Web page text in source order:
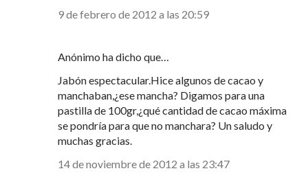
9 de febrero de 2012 a las 20:59
Anónimo ha dicho que…
Jabón espectacular.Hice algunos de cacao y
manchaban,¿ese mancha? Digamos para una
pastilla de 100gr,¿qué cantidad de cacao máxima
se pondría para que no manchara? Un saludo y
muchas gracias.
14 de noviembre de 2012 a las 23:47